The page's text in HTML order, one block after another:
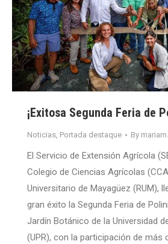
¡Exitosa Segunda Feria de
Noticias, Portada destaque By
El Servicio de Extensión Agrícola
Colegio de Ciencias Agrícolas
Universitario de Mayagüez (RUM),
gran éxito la Segunda Feria de
Jardín Botánico de la Universidad
(UPR), con la participación de más